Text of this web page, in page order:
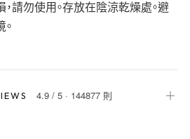
請勿使用。存放在陰涼乾燥處。避
4.9 /5 · 144877 則 ＋